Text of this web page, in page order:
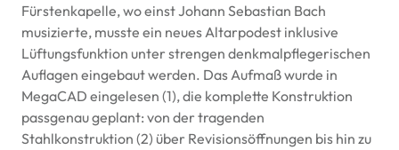
Fürstenkapelle, wo einst Johann Sebastian Bach
musizierte, musste ein neues Altarpodest inklusive
Lüftungsfunktion unter strengen denkmalpflegerischen
Auflagen eingebaut werden. Das Aufmaß wurde in
MegaCAD eingelesen (1), die komplette Konstruktion
passgenau geplant: von der tragenden
Stahlkonstruktion (2) über Revisionsöffnungen bis hin zu